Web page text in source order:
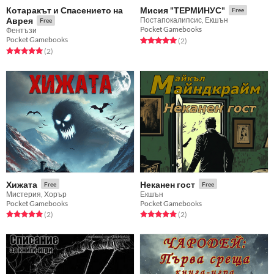
Котаракът и Спасението на
Аврея
Free
Фентъзи
Pocket Gamebooks
Rated 5.0 out of 5 stars
(2total ratings
)
Мисия "ТЕРМИНУС" Free
Постапокалипсис, Екшън
Pocket Gamebooks
Rated 5.0 out of 5 stars
(2total ratings
)
Хижата Free
Мистерия, Хорър
Pocket Gamebooks
Rated 5.0 out of 5 stars
(2total ratings
)
Неканен гост Free
Екшън
Pocket Gamebooks
Rated 5.0 out of 5 stars
(2total ratings
)